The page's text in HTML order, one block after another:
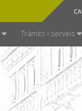
CA
ES
Tràmits i serveis